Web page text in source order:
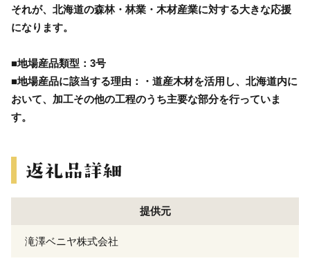
それが、北海道の森林・林業・木材産業に対する大きな応援
になります。
■地場産品類型：3号
■地場産品に該当する理由：・道産木材を活用し、北海道内に
おいて、加工その他の工程のうち主要な部分を行っていま
す。
提供元
滝澤ベニヤ株式会社